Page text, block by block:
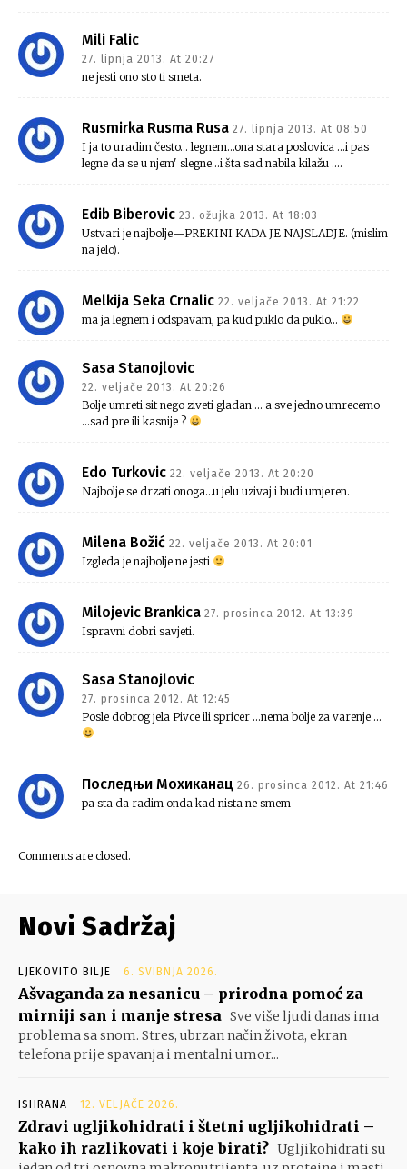
Mili Falic
27. lipnja 2013. At 20:27
ne jesti ono sto ti smeta.
Rusmirka Rusma Rusa 27. lipnja 2013. At 08:50
I ja to uradim često… legnem…ona stara poslovica …i pas
legne da se u njem' slegne…i šta sad nabila kilažu ….
Edib Biberovic 23. ožujka 2013. At 18:03
Ustvari je najbolje—PREKINI KADA JE NAJSLADJE. (mislim
na jelo).
Melkija Seka Crnalic 22. veljače 2013. At 21:22
ma ja legnem i odspavam, pa kud puklo da puklo…
Sasa Stanojlovic
22. veljače 2013. At 20:26
Bolje umreti sit nego ziveti gladan … a sve jedno umrecemo
…sad pre ili kasnije ?
Edo Turkovic 22. veljače 2013. At 20:20
Najbolje se drzati onoga…u jelu uzivaj i budi umjeren.
Milena Božić 22. veljače 2013. At 20:01
Izgleda je najbolje ne jesti
Milojevic Brankica 27. prosinca 2012. At 13:39
Ispravni dobri savjeti.
Sasa Stanojlovic
27. prosinca 2012. At 12:45
Posle dobrog jela Pivce ili spricer …nema bolje za varenje …
Последњи Мохиканац 26. prosinca 2012. At 21:46
pa sta da radim onda kad nista ne smem
Comments are closed.
Novi Sadržaj
LJEKOVITO BILJE 6. SVIBNJA 2026.
Ašvaganda za nesanicu – prirodna pomoć za
mirniji san i manje stresa Sve više ljudi danas ima
problema sa snom. Stres, ubrzan način života, ekran
telefona prije spavanja i mentalni umor...
ISHRANA 12. VELJAČE 2026.
Zdravi ugljikohidrati i štetni ugljikohidrati –
kako ih razlikovati i koje birati? Ugljikohidrati su